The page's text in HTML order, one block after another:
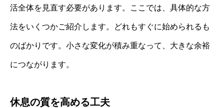
活全体を見直す必要があります。ここでは、具体的な方
法をいくつかご紹介します。どれもすぐに始められるも
のばかりです。小さな変化が積み重なって、大きな余裕
につながります。
休息の質を高める工夫